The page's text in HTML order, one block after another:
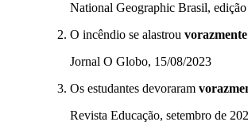
National Geographic Brasil,
O incêndio se alastrou vorazmente
Jornal O Globo, 15/08/2023
Os estudantes devoraram
Revista Educação, setembro de